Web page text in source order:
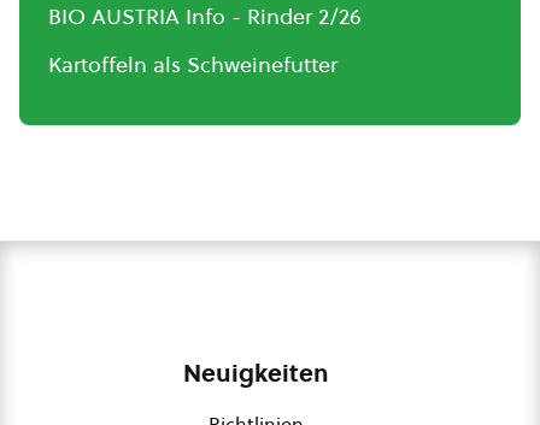
BIO AUSTRIA Info - Rinder 2/26
Kartoffeln als Schweinefutter
Neuigkeiten